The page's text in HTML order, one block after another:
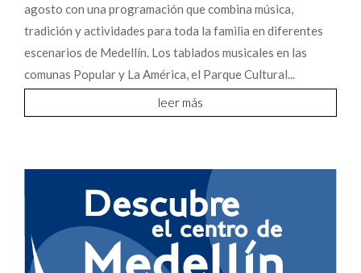
agosto con una programación que combina música,
tradición y actividades para toda la familia en diferentes
escenarios de Medellín. Los tablados musicales en las
comunas Popular y La América, el Parque Cultural...
leer más